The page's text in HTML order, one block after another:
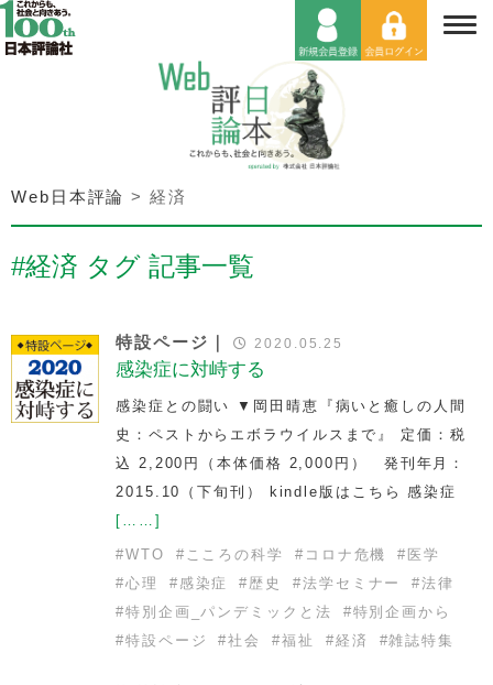
Web日本評論 >経済
#経済 タグ 記事一覧
特設ページ｜ 2020.05.25
感染症に対峙する
感染症との闘い ▼岡田晴恵『病いと癒しの人間
史：ペストからエボラウイルスまで』 定価：税
込 2,200円（本体価格 2,000円） 発刊年月：
2015.10（下旬刊） kindle版はこちら 感染症
[……]
#WTO # こころの科学 # コロナ危機 # 医学
#心理 # 感染症 # 歴史 #法学セミナー #法律
#特別企画_パンデミックと法 #特別企画から
#特設ページ #社会 #福祉 #経済 #雑誌特集